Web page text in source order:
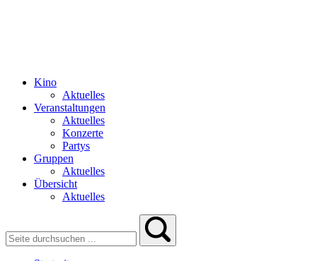
Kino
Aktuelles
Veranstaltungen
Aktuelles
Konzerte
Partys
Gruppen
Aktuelles
Übersicht
Aktuelles